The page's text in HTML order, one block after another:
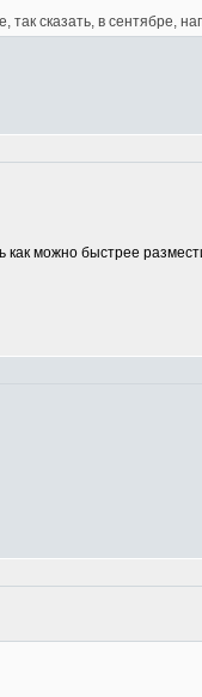
так сказать, в сентябре,
как можно быстрее